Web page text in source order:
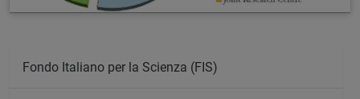
Fondo Italiano per la Scienza (FIS)